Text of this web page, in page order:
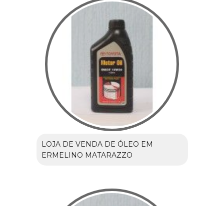
LOJA DE VENDA DE ÓLEO EM
ERMELINO MATARAZZO